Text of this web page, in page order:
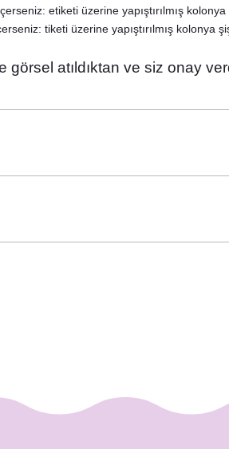
etiketi üzerine yapıştırılmış
tiketi üzerine yapıştırılmış kolonya
görsel atıldıktan ve siz onay